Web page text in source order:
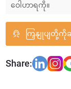
ဝေါဟာရကို။
ကြှနျုပျတို့ကို